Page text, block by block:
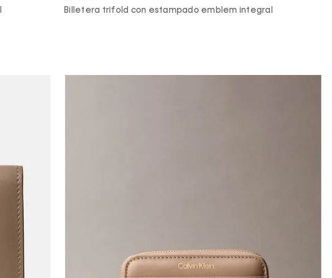
Billetera trifold con estampado emblem integral